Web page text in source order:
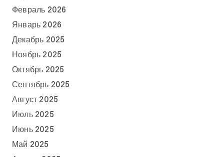
Февраль 2026
Январь 2026
Декабрь 2025
Ноябрь 2025
Октябрь 2025
Сентябрь 2025
Август 2025
Июль 2025
Июнь 2025
Май 2025